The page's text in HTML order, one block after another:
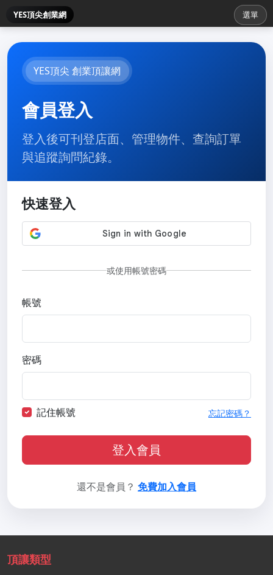
YES頂尖創業網 選單
YES頂尖 創業頂讓網
會員登入
登入後可刊登店面、管理物件、查詢訂單
與追蹤詢問紀錄。
快速登入
或使用帳號密碼
帳號
密碼
記住帳號 忘記密碼？
登入會員
還不是會員？ 免費加入會員
頂讓類型